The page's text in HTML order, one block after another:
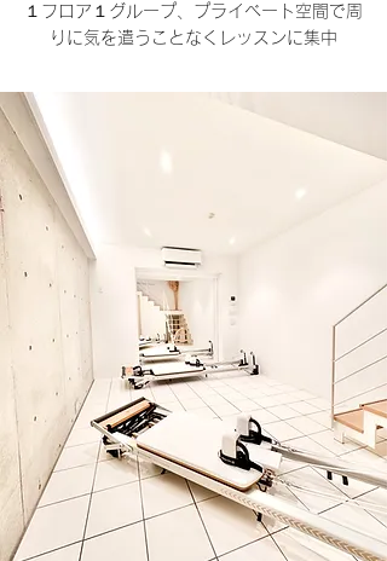
１フロア１グループ、プライベート空間で周
りに気を遣うことなくレッスンに集中